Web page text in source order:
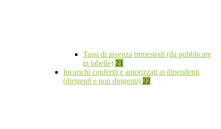
Tassi di assenza trimestrali (da pubblicare
in tabelle) 21
Incarichi conferiti e autorizzati ai dipendenti
(dirigenti e non dirigenti) 22